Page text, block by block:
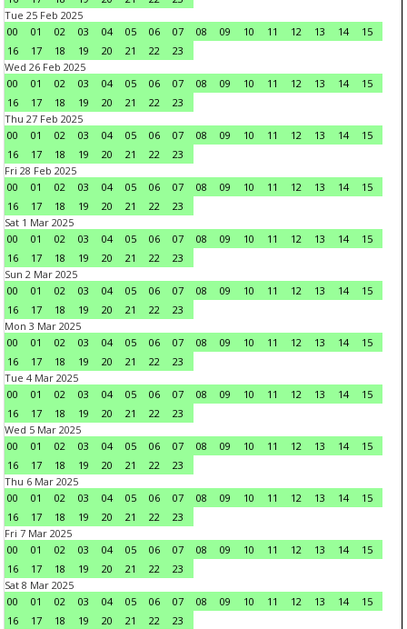
Tue 25 Feb 2025
00
01 02 03 04 05 06 07 08 09 10 11 12 13 14
15
16
17 18 19 20 21 22
23
Wed 26 Feb 2025
00
01 02 03 04 05 06 07 08 09 10 11 12 13 14
15
16
17 18 19 20 21 22
23
Thu 27 Feb 2025
00
01 02 03 04 05 06 07 08 09 10 11 12 13 14
15
16
17 18 19 20 21 22
23
Fri 28 Feb 2025
00
01 02 03 04 05 06 07 08 09 10 11 12 13 14
15
16
17 18 19 20 21 22
23
Sat 1 Mar 2025
00
01 02 03 04 05 06 07 08 09 10 11 12 13 14
15
16
17 18 19 20 21 22
23
Sun 2 Mar 2025
00
01 02 03 04 05 06 07 08 09 10 11 12 13 14
15
16
17 18 19 20 21 22
23
Mon 3 Mar 2025
00
01 02 03 04 05 06 07 08 09 10 11 12 13 14
15
16
17 18 19 20 21 22
23
Tue 4 Mar 2025
00
01 02 03 04 05 06 07 08 09 10 11 12 13 14
15
16
17 18 19 20 21 22
23
Wed 5 Mar 2025
00
01 02 03 04 05 06 07 08 09 10 11 12 13 14
15
16
17 18 19 20 21 22
23
Thu 6 Mar 2025
00
01 02 03 04 05 06 07 08 09 10 11 12 13 14
15
16
17 18 19 20 21 22
23
Fri 7 Mar 2025
00
01 02 03 04 05 06 07 08 09 10 11 12 13 14
15
16
17 18 19 20 21 22
23
Sat 8 Mar 2025
00
01 02 03 04 05 06 07 08 09 10 11 12 13 14
15
16
17 18 19 20 21 22
23